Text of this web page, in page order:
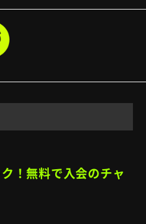
！無料で入会のチャ